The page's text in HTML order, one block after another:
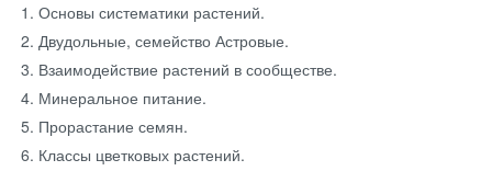
Основы систематики растений.
Двудольные, семейство Астровые.
Взаимодействие растений в сообществе.
Минеральное питание.
Прорастание семян.
Классы цветковых растений.